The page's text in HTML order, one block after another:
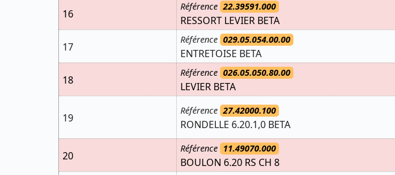
16
Référence 22.39591.000
RESSORT LEVIER BETA
17
Référence 029.05.054.00.00
ENTRETOISE BETA
18
Référence 026.05.050.80.00
LEVIER BETA
19
Référence 27.42000.100
RONDELLE 6.20.1,0 BETA
20
Référence 11.49070.000
BOULON 6.20 RS CH 8